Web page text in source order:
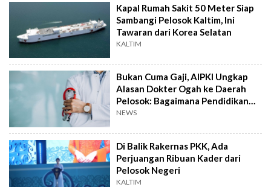
Kapal Rumah Sakit 50 Meter Siap
Sambangi Pelosok Kaltim, Ini
Tawaran dari Korea Selatan
KALTIM
Bukan Cuma Gaji, AIPKI Ungkap
Alasan Dokter Ogah ke Daerah
Pelosok: Bagaimana Pendidikan
Anaknya?
NEWS
Di Balik Rakernas PKK, Ada
Perjuangan Ribuan Kader dari
Pelosok Negeri
KALTIM